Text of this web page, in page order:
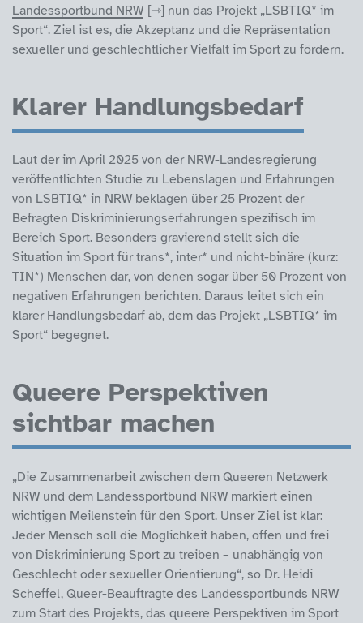
Landessportbund NRW
nun das Projekt „LSBTIQ* im
Sport“. Ziel ist es, die Akzeptanz und die Repräsentation
sexueller und geschlechtlicher Vielfalt im Sport zu fördern.
Klarer Handlungsbedarf
Laut der im April 2025 von der NRW-Landesregierung
veröffentlichten Studie zu Lebenslagen und Erfahrungen
von LSBTIQ* in NRW beklagen über 25 Prozent der
Befragten Diskriminierungserfahrungen spezifisch im
Bereich Sport. Besonders gravierend stellt sich die
Situation im Sport für trans*, inter* und nicht-binäre (kurz:
TIN*) Menschen dar, von denen sogar über 50 Prozent von
negativen Erfahrungen berichten. Daraus leitet sich ein
klarer Handlungsbedarf ab, dem das Projekt „LSBTIQ* im
Sport“ begegnet.
Queere Perspektiven
sichtbar machen
„Die Zusammenarbeit zwischen dem Queeren Netzwerk
NRW und dem Landessportbund NRW markiert einen
wichtigen Meilenstein für den Sport. Unser Ziel ist klar:
Jeder Mensch soll die Möglichkeit haben, offen und frei
von Diskriminierung Sport zu treiben – unabhängig von
Geschlecht oder sexueller Orientierung“, so Dr. Heidi
Scheffel, Queer-Beauftragte des Landessportbunds NRW
zum Start des Projekts, das queere Perspektiven im Sport